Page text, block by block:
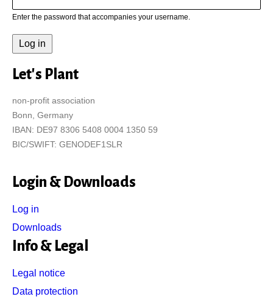
Enter the password that accompanies your username.
Let's Plant
non-profit association
Bonn, Germany
IBAN: DE97 8306 5408 0004 1350 59
BIC/SWIFT: GENODEF1SLR
Login & Downloads
Log in
Downloads
Info & Legal
Legal notice
Data protection